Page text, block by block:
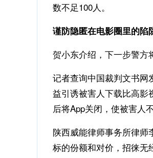
数不足100人。
谨防隐匿在电影圈里的陷
贺小东介绍，下一步警方
记者查询中国裁判文书网
益引诱被害人下载比高影
后将App关闭，使被害人
陕西威能律师事务所律
标的份额和对价，招徕无